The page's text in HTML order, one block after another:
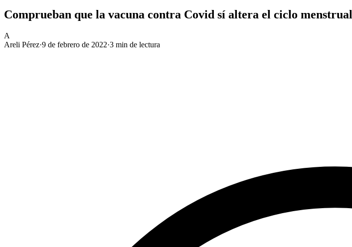
Comprueban que la vacuna contra Covid sí altera el ciclo menstrual
A
Areli Pérez·9 de febrero de 2022·3 min de lectura